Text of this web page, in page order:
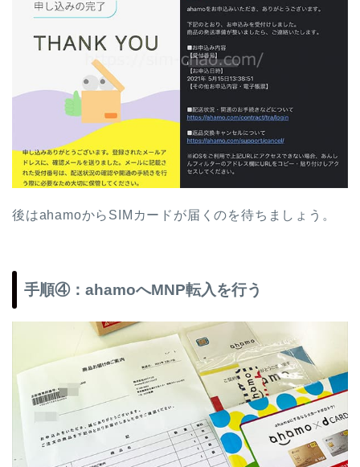
後はahamoからSIMカードが届くのを待ちましょう。
手順④：ahamoへMNP転入を行う